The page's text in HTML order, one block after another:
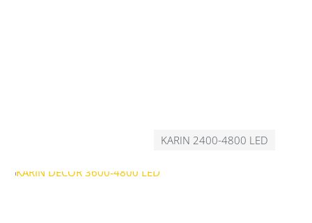
KARIN 2400-4800 LED